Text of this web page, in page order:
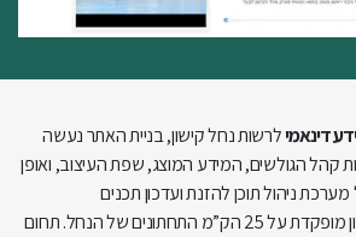
דינאמילרשות נחל קישון, בניית האתר נעשה
קהל הגולשים, המידע המוצג, שפת העיצוב, ואופן
ניהול תוכן להזנת ועדכון תכנים
דינאמיים.רשות נחל הקישון מופקדת על 25 הק”מ התחתונים של הנחל. תחום